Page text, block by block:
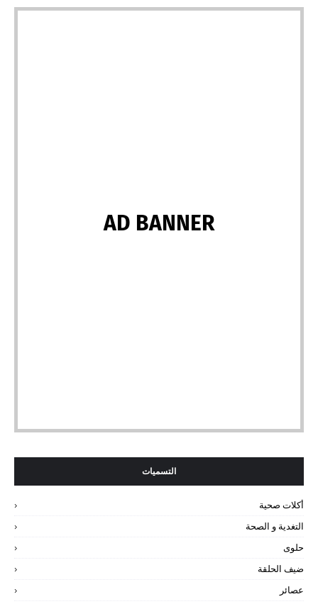
AD BANNER
التسميات
أكلات صحية
التغدية و الصحة
حلوى
ضيف الحلقة
عصائر